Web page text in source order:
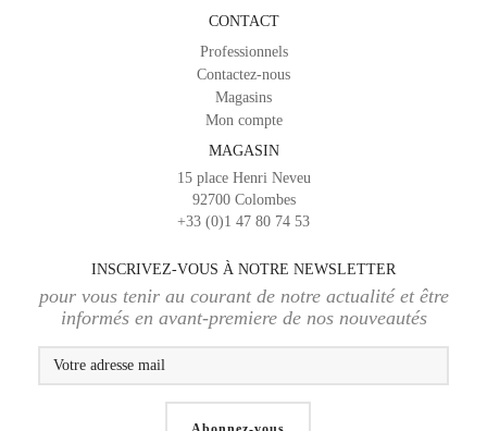
CONTACT
Professionnels
Contactez-nous
Magasins
Mon compte
MAGASIN
15 place Henri Neveu
92700 Colombes
+33 (0)1 47 80 74 53
INSCRIVEZ-VOUS À NOTRE NEWSLETTER
pour vous tenir au courant de notre actualité et être
informés en avant-premiere de nos nouveautés